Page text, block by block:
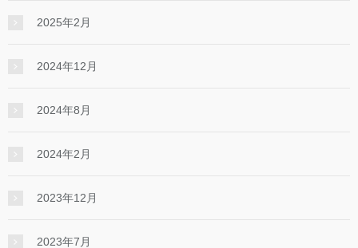
2025年2月
2024年12月
2024年8月
2024年2月
2023年12月
2023年7月